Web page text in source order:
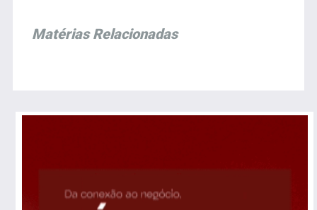
Matérias Relacionadas